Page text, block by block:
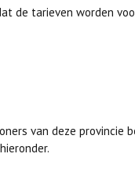
de tarieven worden
van deze provincie